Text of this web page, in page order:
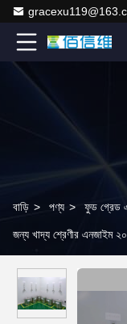
বাড়ি > পণ্য > ফুড গ্রেড
জন্য খাদ্য শ্রেণীর এনজাইম ২০